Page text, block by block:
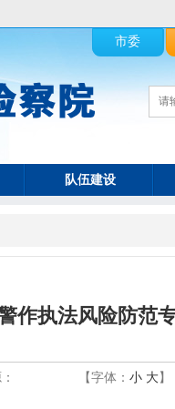
市委
队伍建设
作执法风险防范
【字体： 小 大 】